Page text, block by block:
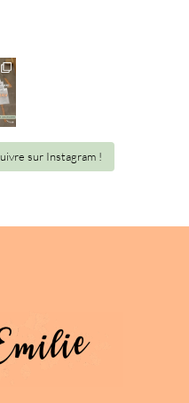
sur Instagram !